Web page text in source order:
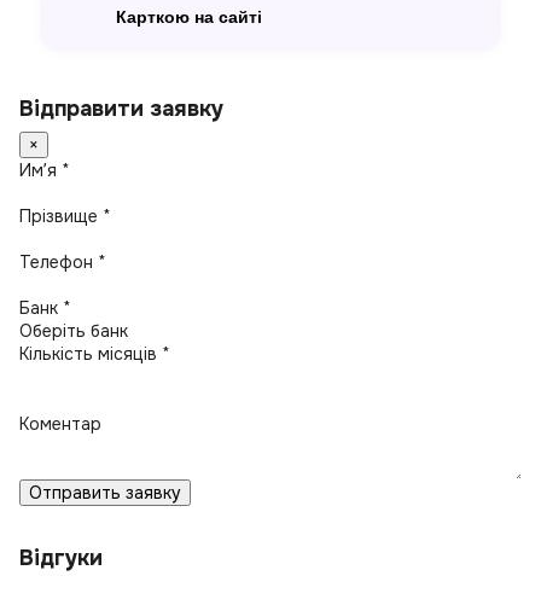
Карткою на сайті
Відправити заявку
×
Имʼя *
Прізвище *
Телефон *
Банк *
Кількість місяців *
Коментар
Отправить заявку
Відгуки